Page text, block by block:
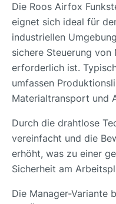
Die Roos Airfox
eignet sich ideal für
industriellen
sichere Steuerung von
erforderlich ist.
umfassen
Materialtransport und
Durch die drahtlose
vereinfacht und die
erhöht, was zu einer
Sicherheit am
Die Manager-Variante